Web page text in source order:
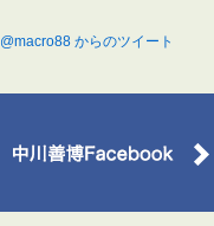
@macro88 からのツイート